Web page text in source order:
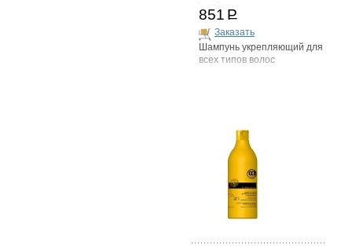
851 Р
Заказать
Шампунь укрепляющий для
всех типов волос